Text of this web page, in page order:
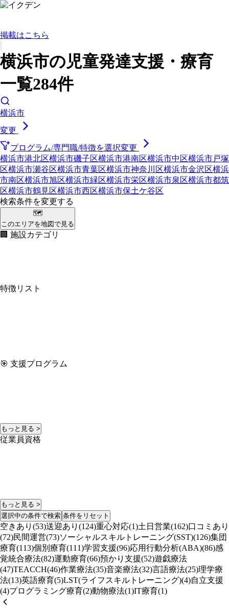
掲載はこちら
横浜市の児童発達支援・療育
一覧284件
横浜市
変更
プログラム/専門職/特徴を選択変更
横浜市港北区横浜市磯子区横浜市港南区横浜市中区横浜市戸塚
区横浜市瀬谷区横浜市青葉区横浜市神奈川区横浜市金沢区横浜
市南区横浜市旭区横浜市緑区横浜市栄区横浜市泉区横浜市都筑
区横浜市鶴見区横浜市西区横浜市保土ケ谷区
検索条件を変更する
🗺
このエリアを地図で見る
🏢 施設カテゴリ
特徴リスト
🎯 支援プログラム
もっと見る >
従業員資格
もっと見る >
選択中の条件で検索 条件をリセット
空きあり(53)送迎あり(124)重心対応(1)土日営業(162)口コミあり
(72)民間運営(73)ソーシャルスキルトレーニング(SST)(126)集団
療育(113)個別療育(111)学習支援(96)応用行動分析(ABA)(86)感
覚統合療法(82)運動療育(66)預かり支援(52)遊戯療法
(47)TEACCH(46)作業療法(35)音楽療法(32)言語療法(25)理学療
法(13)英語療育(5)LST(ライフスキルトレーニング)(4)自立支援
(4)プログラミング療育(2)動物療法(1)IT療育(1)